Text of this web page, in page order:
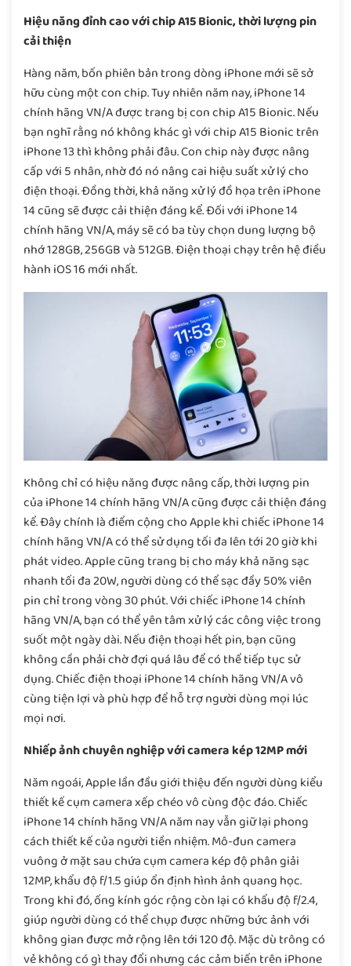
Hiệu năng đỉnh cao với chip A15 Bionic, thời lượng pin
cải thiện
Hàng năm, bốn phiên bản trong dòng iPhone mới sẽ sở
hữu cùng một con chip. Tuy nhiên năm nay, iPhone 14
chính hãng VN/A được trang bị con chip A15 Bionic. Nếu
bạn nghĩ rằng nó không khác gì với chip A15 Bionic trên
iPhone 13 thì không phải đâu. Con chip này được nâng
cấp với 5 nhân, nhờ đó nó nâng cai hiệu suất xử lý cho
điện thoại. Đồng thời, khả năng xử lý đồ họa trên iPhone
14 cũng sẽ được cải thiện đáng kể. Đối với iPhone 14
chính hãng VN/A, máy sẽ có ba tùy chọn dung lượng bộ
nhớ 128GB, 256GB và 512GB. Điện thoại chạy trên hệ điều
hành iOS 16 mới nhất.
Không chỉ có hiệu năng được nâng cấp, thời lượng pin
của iPhone 14 chính hãng VN/A cũng được cải thiện đáng
kể. Đây chính là điểm cộng cho Apple khi chiếc iPhone 14
chính hãng VN/A có thể sử dụng tối đa lên tới 20 giờ khi
phát video. Apple cũng trang bị cho máy khả năng sạc
nhanh tối đa 20W, người dùng có thể sạc đầy 50% viên
pin chỉ trong vòng 30 phút. Với chiếc iPhone 14 chính
hãng VN/A, bạn có thể yên tâm xử lý các công việc trong
suốt một ngày dài. Nếu điện thoại hết pin, bạn cũng
không cần phải chờ đợi quá lâu để có thể tiếp tục sử
dụng. Chiếc điện thoại iPhone 14 chính hãng VN/A vô
cùng tiện lợi và phù hợp để hỗ trợ người dùng mọi lúc
mọi nơi.
Nhiếp ảnh chuyên nghiệp với camera kép 12MP mới
Năm ngoái, Apple lần đầu giới thiệu đến người dùng kiểu
thiết kế cụm camera xếp chéo vô cùng độc đáo. Chiếc
iPhone 14 chính hãng VN/A năm nay vẫn giữ lại phong
cách thiết kế của người tiền nhiệm. Mô-đun camera
vuông ở mặt sau chứa cụm camera kép độ phân giải
12MP, khẩu độ f/1.5 giúp ổn định hình ảnh quang học.
Trong khi đó, ống kính góc rộng còn lại có khẩu độ f/2.4,
giúp người dùng có thể chụp được những bức ảnh với
không gian được mở rộng lên tới 120 độ. Mặc dù trông có
vẻ không có gì thay đổi nhưng các cảm biến trên iPhone